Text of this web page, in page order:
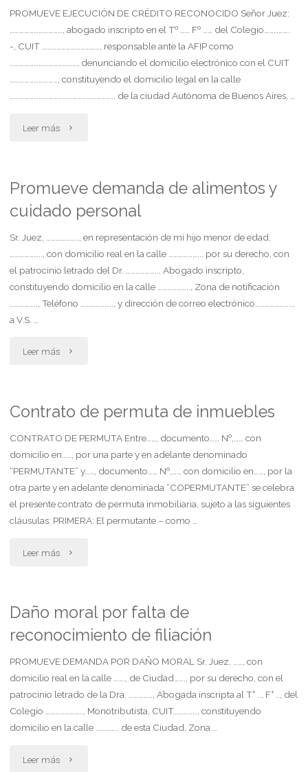
PROMUEVE EJECUCIÓN DE CRÉDITO RECONOCIDO Señor Juez:
……………………………, abogado inscripto en el Tº …… Fº …… del Colegio…………….
-, CUIT ………………………………, responsable ante la AFIP como
……………………………………, denunciando el domicilio electrónico con el CUIT
…………………………, constituyendo el domicilio legal en la calle
………………………………………………………… de la ciudad Autónoma de Buenos Aires, …
Leer más "Demanda
créditos
reconocidos"
Promueve demanda de alimentos y
cuidado personal
Sr. Juez, ……………….., en representación de mi hijo menor de edad,
……………….., con domicilio real en la calle ……………….., por su derecho, con
el patrocinio letrado del Dr. ……………….., Abogado inscripto,
constituyendo domicilio en la calle ……………….., Zona de notificación
…………….., Teléfono ……………….., y dirección de correo electrónico…………………..,
a V.S. …
Leer más "Promueve
de
alimentos
y
cuidado
personal"
Contrato de permuta de inmuebles
CONTRATO DE PERMUTA Entre……, documento…… Nº,…… con
domicilio en……, por una parte y en adelante denominado
“PERMUTANTE” y……, documento…… Nº,…… con domicilio en……, por la
otra parte y en adelante denominada “COPERMUTANTE” se celebra
el presente contrato de permuta inmobiliaria, sujeto a las siguientes
cláusulas: PRIMERA: El permutante – como …
Leer más "Contrato
permuta
de
inmuebles"
Daño moral por falta de
reconocimiento de filiación
PROMUEVE DEMANDA POR DAÑO MORAL Sr. Juez, ……, con
domicilio real en la calle ……., de Ciudad……., por su derecho, con el
patrocinio letrado de la Dra. ……………, Abogada inscripta al T° .., F° .., del
Colegio ………………….., Monotributista, CUIT……………, constituyendo
domicilio en la calle ………….. de esta Ciudad, Zona …
Leer más "Daño